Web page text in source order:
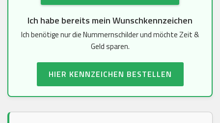
Ich habe bereits mein Wunschkennzeichen
Ich benötige nur die Nummernschilder und möchte Zeit &
Geld sparen.
HIER KENNZEICHEN BESTELLEN